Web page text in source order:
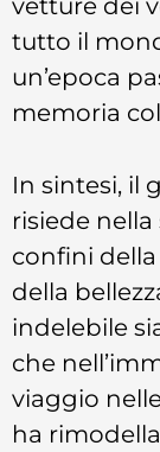
tutto il
un’epoca
memoria
In sintesi, il
risiede
confini
della
indelebile
che
viaggio
ha